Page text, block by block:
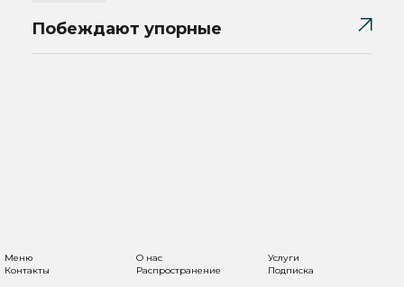
Побеждают упорные
Меню О нас
Услуги
Контакты
Распространение Подписка